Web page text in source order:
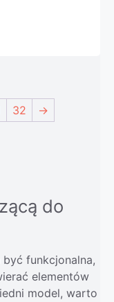
32 →
do
funkcjonalna,
elementów
model, warto